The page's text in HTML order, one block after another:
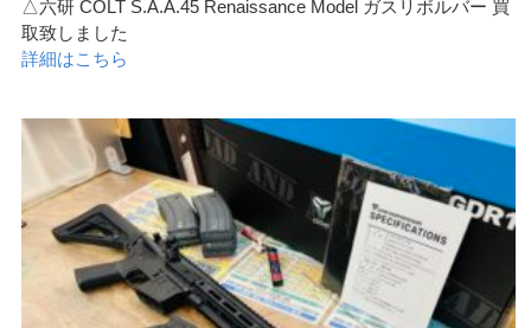
△六研 COLT S.A.A.45 Renaissance Model ガスリボルバー 買
取致しました
詳細はこちら